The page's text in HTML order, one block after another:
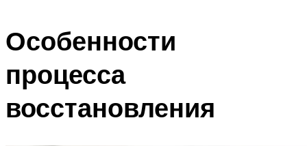
Особенности
процесса
восстановления